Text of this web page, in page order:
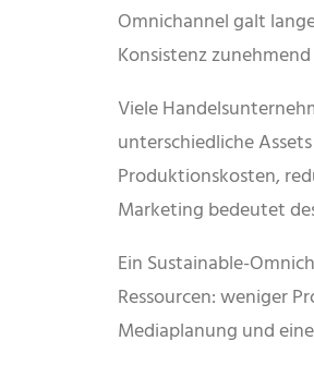
Omnichannel galt
Konsistenz
Viele
unterschiedliche
Produktionskosten,
Marketing bedeutet
Ein Sustainable-
Ressourcen: weniger
Mediaplanung und